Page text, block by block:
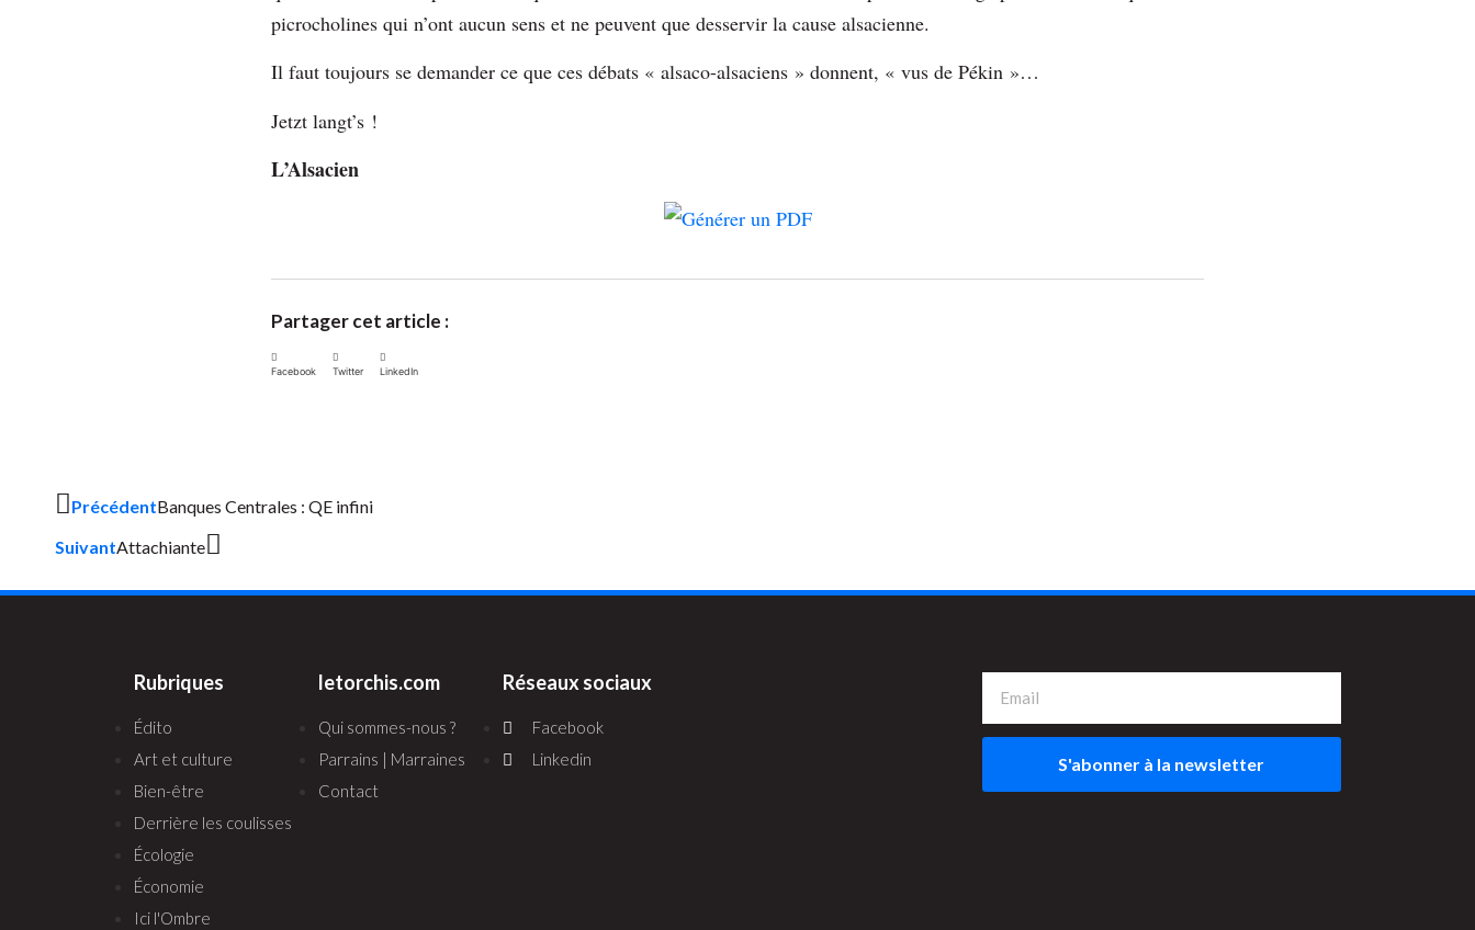
picrocholines qui n’ont aucun sens et ne peuvent que desservir la cause alsacienne.
Il faut toujours se demander ce que ces débats « alsaco-alsaciens » donnent, « vus de Pékin »…
Jetzt langt’s !
L’Alsacien
Partager cet article :
Facebook Twitter LinkedIn
PrécédentBanques Centrales : QE infini
SuivantAttachiante
Rubriques
Édito
Art et culture
Bien-être
Derrière les coulisses
Écologie
Économie
Ici l'Ombre
letorchis.com
Qui sommes-nous ?
Parrains | Marraines
Contact
Réseaux sociaux
Facebook
Linkedin
S'abonner à la newsletter